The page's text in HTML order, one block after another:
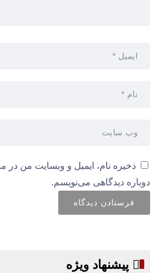
ذخیره نام، ایمیل و وبسایت من در
دوباره دیدگاهی می‌نویسم.
پیشنهاد ویژه